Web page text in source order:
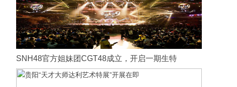
SNH48官方姐妹团CGT48成立，开启一期生特